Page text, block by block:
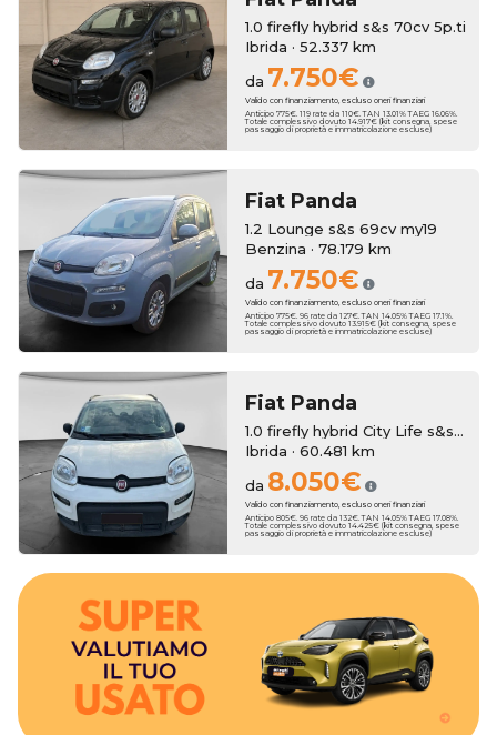
1.0 firefly hybrid s&s 70cv 5p.ti
Ibrida · 52.337 km
da 7.750€
Valido con finanziamento, escluso oneri finanziari
Anticipo 775€. 119 rate da 110€. TAN 13.01% TAEG 16.06%.
Totale complessivo dovuto 14.917€ (kit consegna, spese
passaggio di proprietà e immatricolazione escluse)
Fiat Panda
1.2 Lounge s&s 69cv my19
Benzina · 78.179 km
da 7.750€
Valido con finanziamento, escluso oneri finanziari
Anticipo 775€. 96 rate da 127€. TAN 14.05% TAEG 17.1%.
Totale complessivo dovuto 13.915€ (kit consegna, spese
passaggio di proprietà e immatricolazione escluse)
Fiat Panda
1.0 firefly hybrid City Life s&s 70cv
Ibrida · 60.481 km
da 8.050€
Valido con finanziamento, escluso oneri finanziari
Anticipo 805€. 96 rate da 132€. TAN 14.05% TAEG 17.08%.
Totale complessivo dovuto 14.425€ (kit consegna, spese
passaggio di proprietà e immatricolazione escluse)
Hai una permuta?
Erreti Auto sottrae il suo valore al momento dell'acquisto della
tua nuova auto, con una super valutazione aggiuntiva fino a
3250€. Hai un usato da rottamare? Erreti Auto ha pensato a dei
bonus anche sull'usato che vale zero!